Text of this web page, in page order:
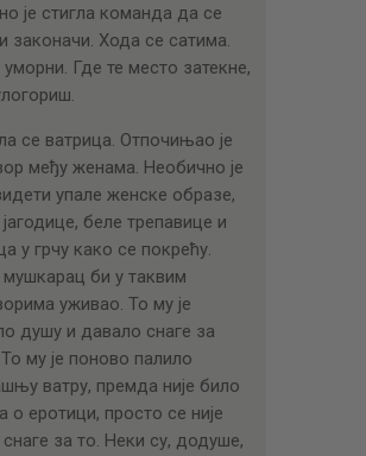
је стигла команда да се
законачи. Хода се сатима.
уморни. Где те место затекне,
се ватрица. Отпочињао је
међу женама. Необично је
упале женске образе,
беле трепавице и
у грчу како се покрећу.
би у таквим
уживао. То му је
душу и давало снаге за
То му је поново палило
ватру, премда није било
о еротици, просто се није
за то. Неки су, додуше,